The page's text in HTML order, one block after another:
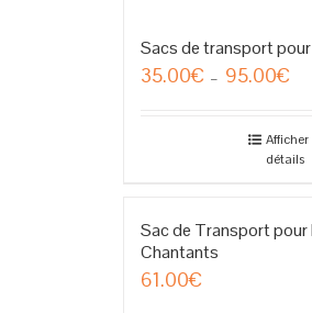
Sacs de transport
35.00€ – 95.00€
à
Afficher
détails
Sac de Transport pour
Chantants
61.00€